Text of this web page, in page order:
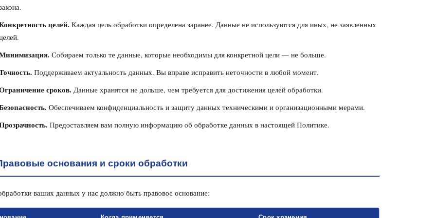
целей. Каждая цель обработки определена заранее. Данные не используются для иных, не заявленных
Собираем только те данные, которые необходимы для конкретной цели — не больше.
Поддерживаем актуальность данных. Вы вправе исправить неточности в любой момент.
сроков. Данные хранятся не дольше, чем требуется для достижения целей обработки.
Обеспечиваем конфиденциальность и защиту данных техническими и организационными мерами.
Предоставляем вам полную информацию об обработке данных в настоящей Политике.
основания и сроки обработки
ваших данных у нас должно быть правовое основание: